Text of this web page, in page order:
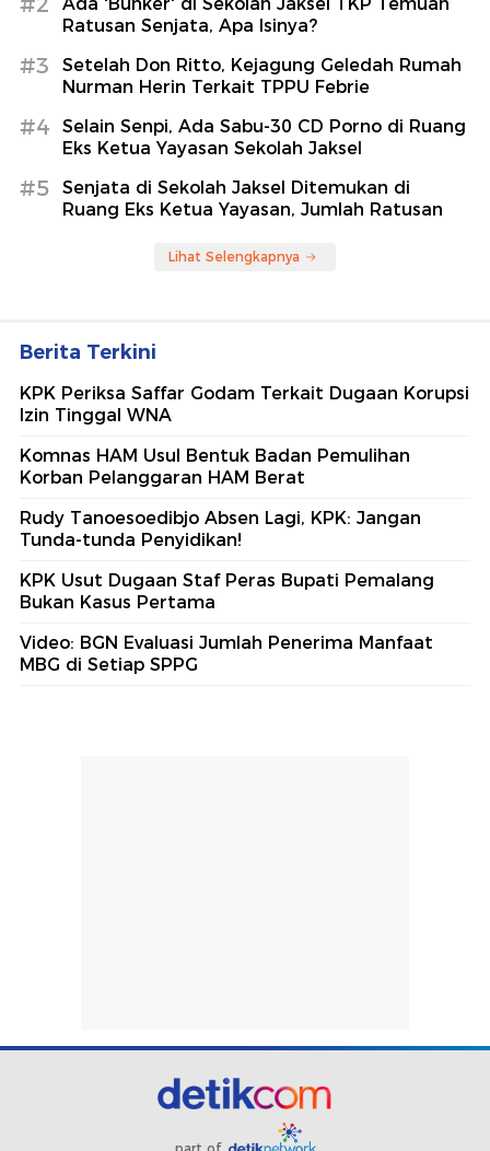
Ada 'Bunker' di Sekolah Jaksel TKP Temuan
Ratusan Senjata, Apa Isinya?
#3
Setelah Don Ritto, Kejagung Geledah Rumah
Nurman Herin Terkait TPPU Febrie
#4
Selain Senpi, Ada Sabu-30 CD Porno di Ruang
Eks Ketua Yayasan Sekolah Jaksel
#5
Senjata di Sekolah Jaksel Ditemukan di
Ruang Eks Ketua Yayasan, Jumlah Ratusan
Lihat Selengkapnya
Berita Terkini
KPK Periksa Saffar Godam Terkait Dugaan Korupsi
Izin Tinggal WNA
Komnas HAM Usul Bentuk Badan Pemulihan
Korban Pelanggaran HAM Berat
Rudy Tanoesoedibjo Absen Lagi, KPK: Jangan
Tunda-tunda Penyidikan!
KPK Usut Dugaan Staf Peras Bupati Pemalang
Bukan Kasus Pertama
Video: BGN Evaluasi Jumlah Penerima Manfaat
MBG di Setiap SPPG